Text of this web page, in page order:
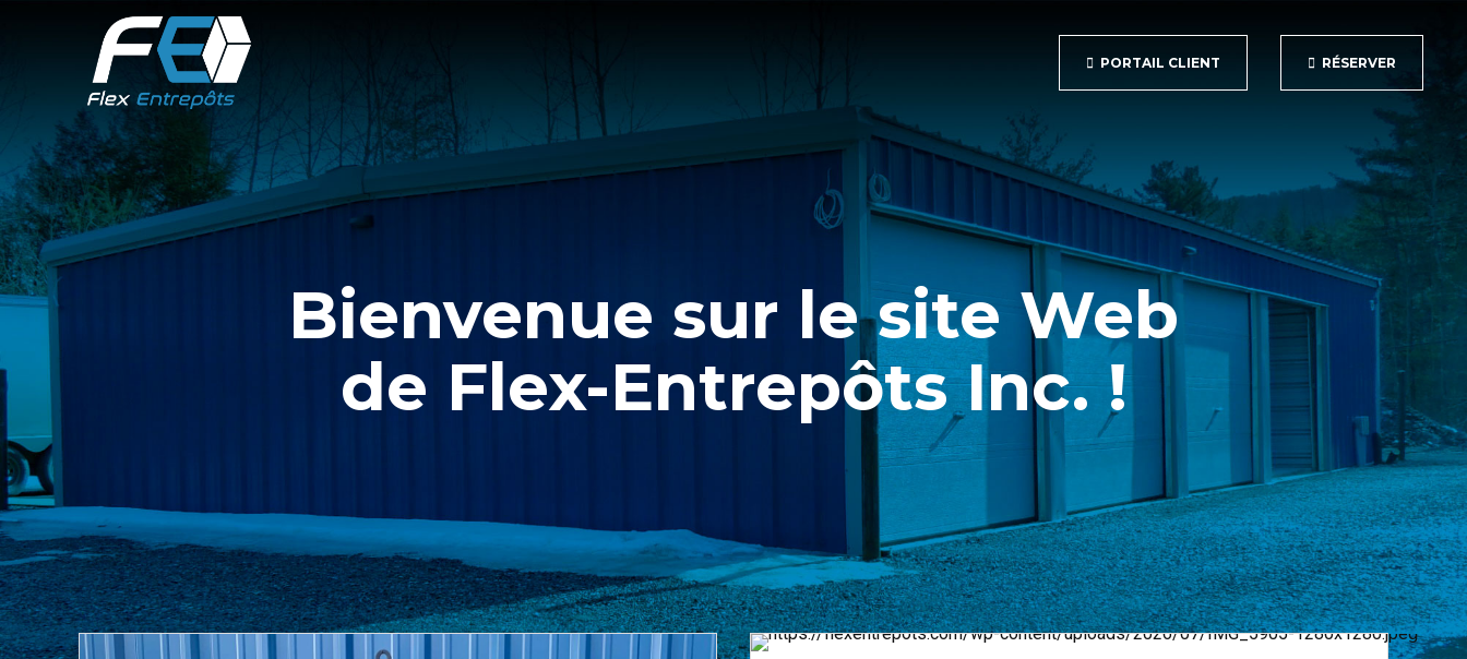
PORTAIL CLIENT RÉSERVER
Bienvenue sur le site Web
de Flex-Entrepôts Inc. !